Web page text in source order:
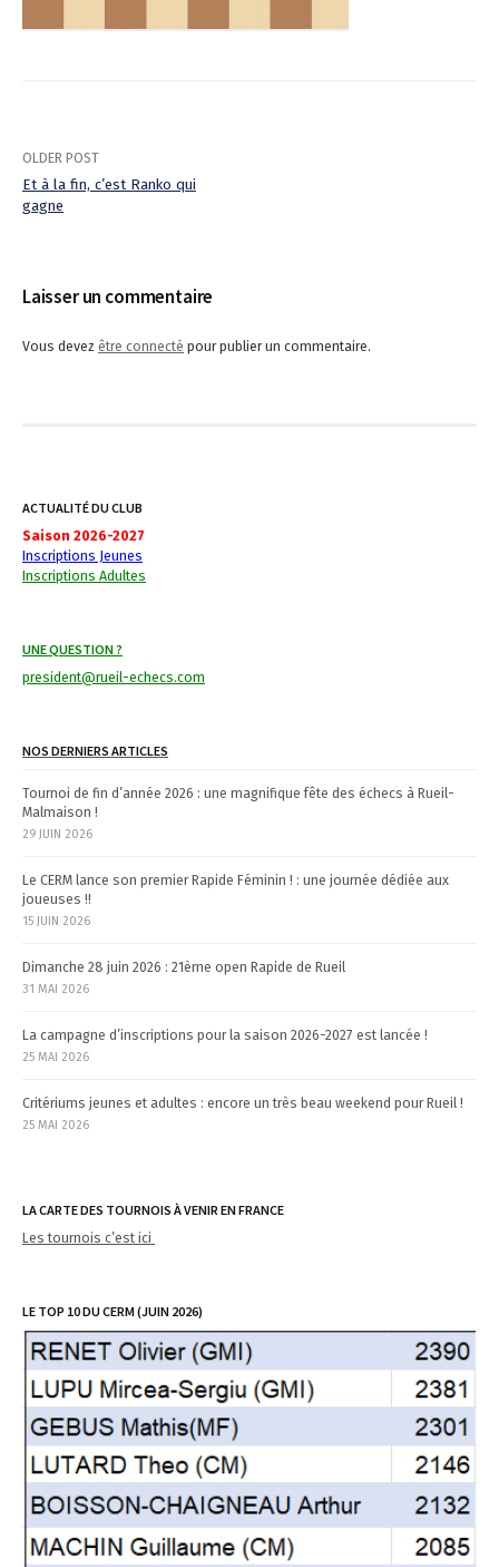
P
s
t
i
g
a
i
n
OLDER POST
Et à la fin, c’est Ranko qui
gagne
Laisser un commentaire
Vous devez être connecté pour publier un commentaire.
ACTUALITÉ DU CLUB
Saison 2026-2027
Inscriptions Jeunes
Inscriptions Adultes
UNE QUESTION ?
president@rueil-echecs.com
NOS DERNIERS ARTICLES
Tournoi de fin d’année 2026 : une magnifique fête des échecs à Rueil-
Malmaison !
29 JUIN 2026
Le CERM lance son premier Rapide Féminin ! : une journée dédiée aux
joueuses !!
15 JUIN 2026
Dimanche 28 juin 2026 : 21ème open Rapide de Rueil
31 MAI 2026
La campagne d’inscriptions pour la saison 2026-2027 est lancée !
25 MAI 2026
Critériums jeunes et adultes : encore un très beau weekend pour Rueil !
25 MAI 2026
LA CARTE DES TOURNOIS À VENIR EN FRANCE
Les tournois c’est ici
LE TOP 10 DU CERM (JUIN 2026)